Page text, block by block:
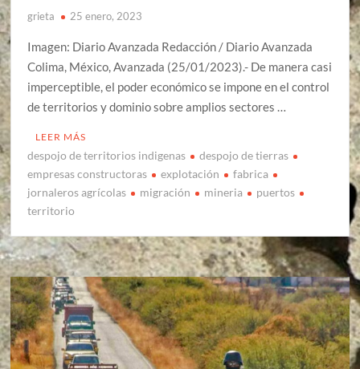
grieta 25 enero, 2023
Imagen: Diario Avanzada Redacción / Diario Avanzada
Colima, México, Avanzada (25/01/2023).- De manera casi
imperceptible, el poder económico se impone en el control
de territorios y dominio sobre amplios sectores …
LEER MÁS
despojo de territorios indigenas
despojo de tierras
empresas constructoras
explotación
fabrica
jornaleros agrícolas
migración mineria
puertos
territorio